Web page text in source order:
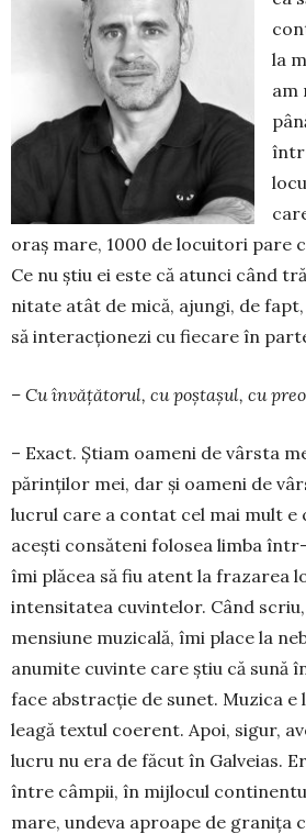
la
am
oraș mare, 1000 de locuitori pare
Ce nu știu ei este că atunci când
nitate atât de mică, ajungi, de
să interacționezi cu fiecare în
– Cu învățătorul, cu poștașul, cu
– Exact. Știam oameni de vârsta
părinților mei, dar și oameni de
lucrul care a contat cel mai mult e
acești con­să­teni folosea limba
îmi plăcea să fiu atent la fra­zarea
intensitatea cu­vintelor. Când
mensiune muzicală, îmi place la
anumite cuvinte care știu că sună
face abstrac­ție de sunet. Muzica e
leagă textul coe­rent. Apoi, sigur,
lu­cru nu era de făcut în Gal­veias.
între câmpii, în mij­locul
mare, un­deva aproape de granița